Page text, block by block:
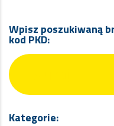
Wpisz poszukiwaną
kod PKD:
Kategorie: